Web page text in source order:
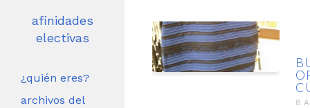
afinidades
electivas
¿quién eres?
archivos del
8